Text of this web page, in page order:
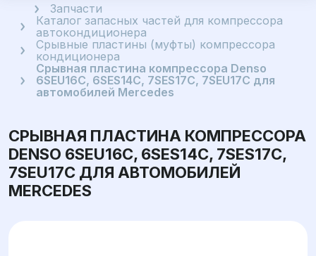
ГлавнаяЗапчасти
Каталог запасных частей для компрессора
автокондиционера
Срывные пластины (муфты) компрессора
кондиционера
Срывная пластина компрессора Denso
6SEU16C, 6SES14C, 7SES17C, 7SEU17C для
автомобилей Mercedes
СРЫВНАЯ ПЛАСТИНА КОМПРЕССОРА
DENSO 6SEU16C, 6SES14C, 7SES17C,
7SEU17C ДЛЯ АВТОМОБИЛЕЙ
MERCEDES